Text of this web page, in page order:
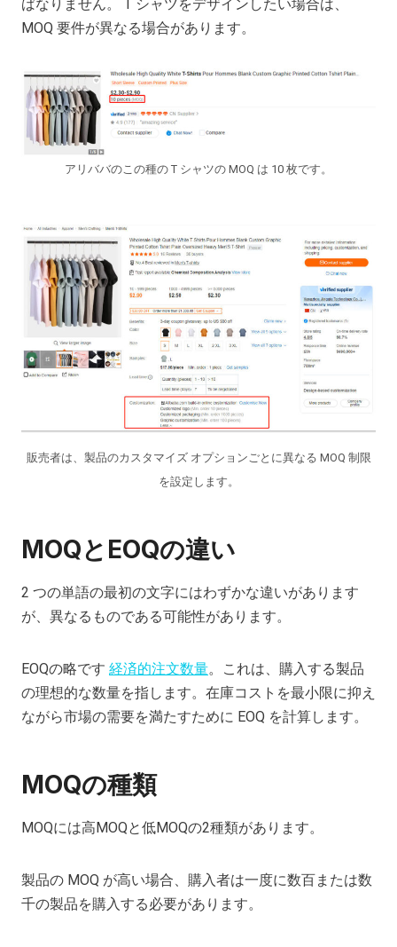
ばなりません。 T シャツをデザインしたい場合は、
MOQ 要件が異なる場合があります。
アリババのこの種の T シャツの MOQ は 10 枚です。
販売者は、製品のカスタマイズ オプションごとに異なる MOQ 制限
を設定します。
MOQとEOQの違い
2 つの単語の最初の文字にはわずかな違いがあります
が、異なるものである可能性があります。
EOQの略です 経済的注文数量。これは、購入する製品
の理想的な数量を指します。在庫コストを最小限に抑え
ながら市場の需要を満たすために EOQ を計算します。
MOQの種類
MOQには高MOQと低MOQの2種類があります。
製品の MOQ が高い場合、購入者は一度に数百または数
千の製品を購入する必要があります。